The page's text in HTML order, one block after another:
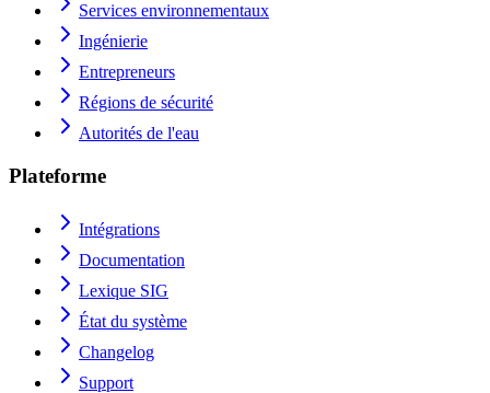
Services environnementaux
Ingénierie
Entrepreneurs
Régions de sécurité
Autorités de l'eau
Plateforme
Intégrations
Documentation
Lexique SIG
État du système
Changelog
Support